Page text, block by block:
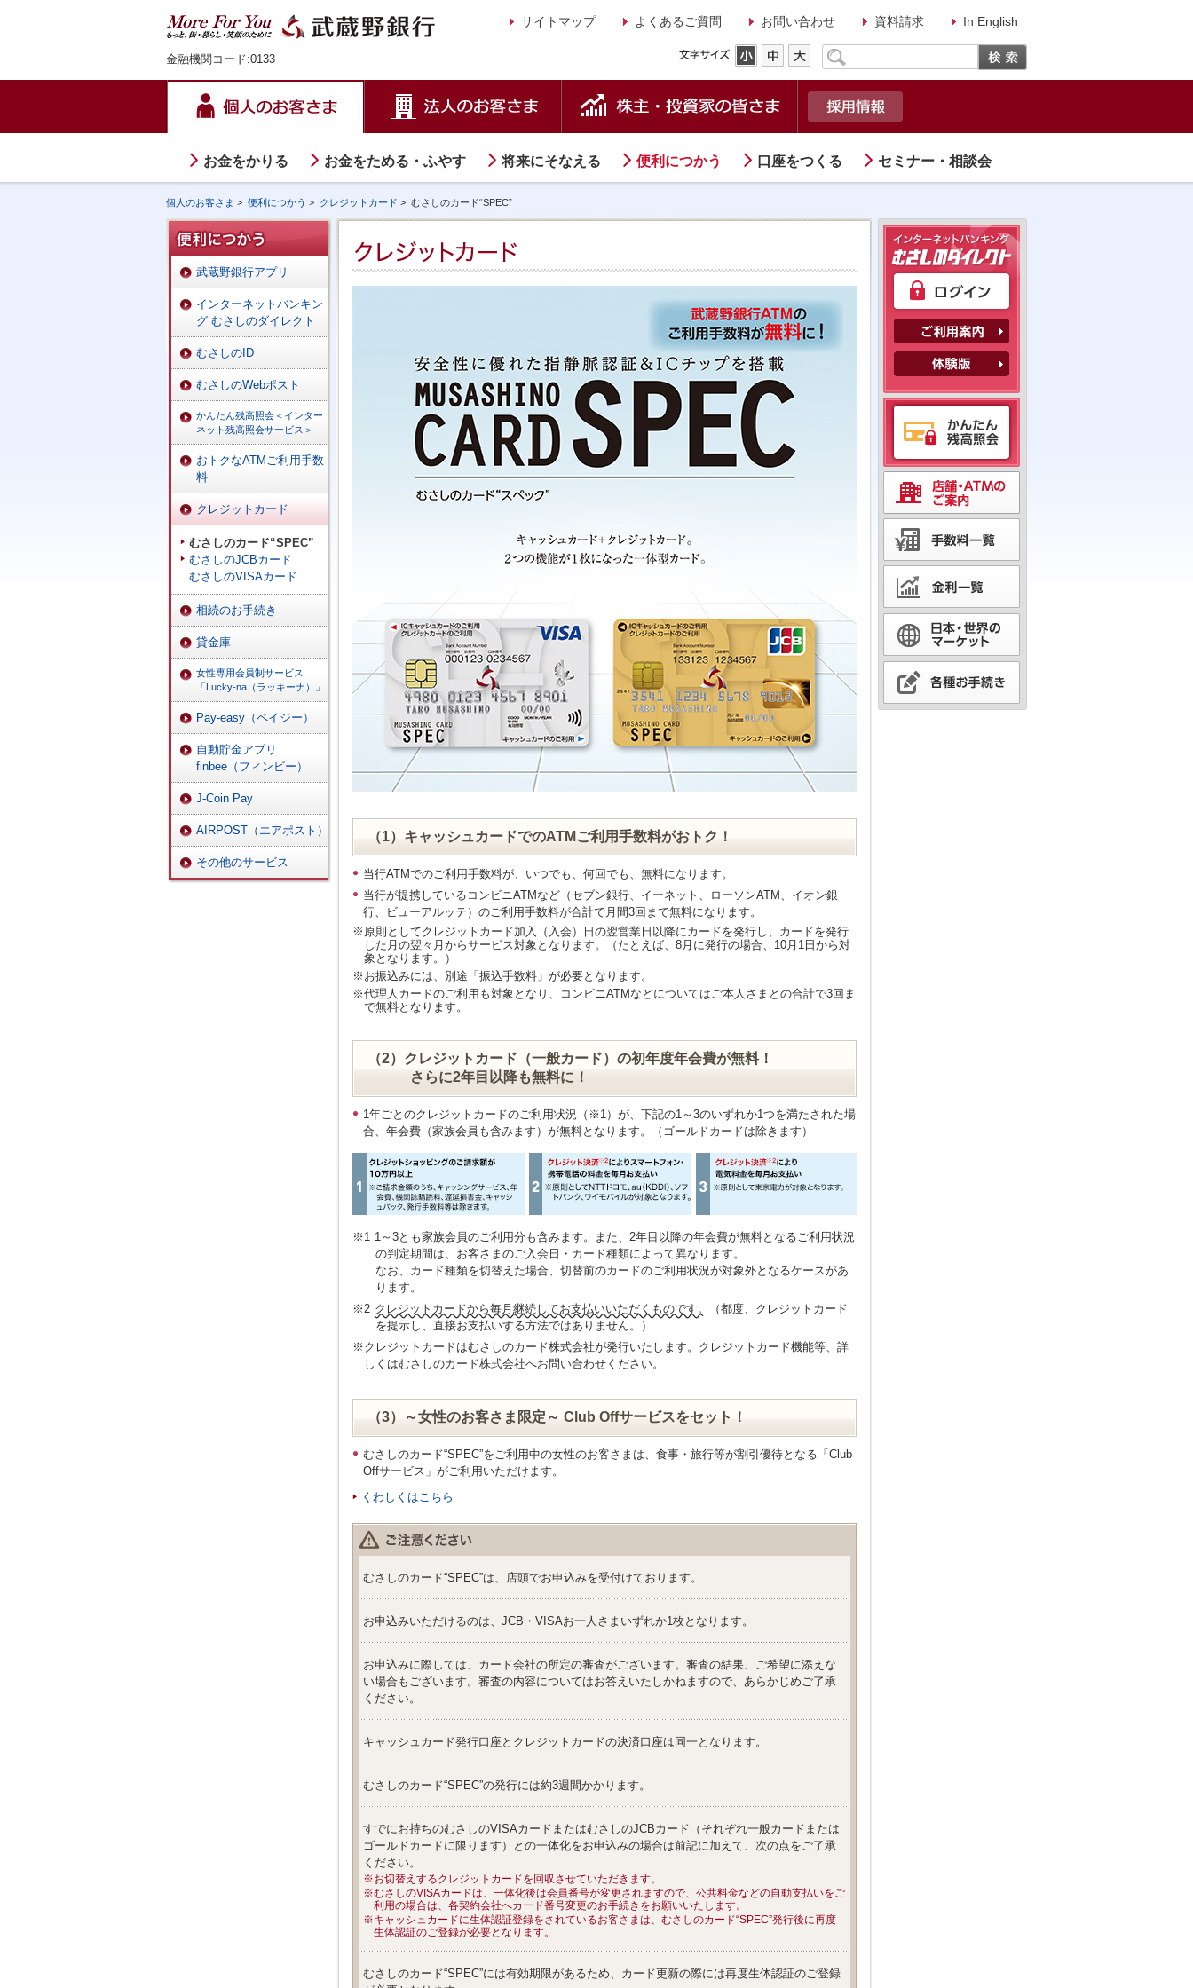
金融機関コード:0133
サイトマップ よくあるご質問 お問い合わせ 資料請求 In English
お金をかりる お金をためる・ふやす 将来にそなえる 便利につかう 口座をつくる セミナー・相談会
個人のお客さま > 便利につかう > クレジットカード > むさしのカード“SPEC”
武蔵野銀行アプリ
インターネットバンキン
グ むさしのダイレクト
むさしのID
むさしのWebポスト
かんたん残高照会＜インター
ネット残高照会サービス＞
おトクなATMご利用手数
料
クレジットカード
むさしのカード“SPEC”
むさしのJCBカード
むさしのVISAカード
相続のお手続き
貸金庫
女性専用会員制サービス
「Lucky-na（ラッキーナ）」
Pay-easy（ペイジー）
自動貯金アプリ
finbee（フィンビー）
J-Coin Pay
AIRPOST（エアポスト）
その他のサービス
（1）キャッシュカードでのATMご利用手数料がおトク！
当行ATMでのご利用手数料が、いつでも、何回でも、無料になります。
当行が提携しているコンビニATMなど（セブン銀行、イーネット、ローソンATM、イオン銀
行、ビューアルッテ）のご利用手数料が合計で月間3回まで無料になります。
※原則としてクレジットカード加入（入会）日の翌営業日以降にカードを発行し、カードを発行
した月の翌々月からサービス対象となります。（たとえば、8月に発行の場合、10月1日から対
象となります。）
※お振込みには、別途「振込手数料」が必要となります。
※代理人カードのご利用も対象となり、コンビニATMなどについてはご本人さまとの合計で3回ま
で無料となります。
（2）クレジットカード（一般カード）の初年度年会費が無料！
さらに2年目以降も無料に！
1年ごとのクレジットカードのご利用状況（※1）が、下記の1～3のいずれか1つを満たされた場
合、年会費（家族会員も含みます）が無料となります。（ゴールドカードは除きます）
※1 1～3とも家族会員のご利用分も含みます。また、2年目以降の年会費が無料となるご利用状況
の判定期間は、お客さまのご入会日・カード種類によって異なります。
なお、カード種類を切替えた場合、切替前のカードのご利用状況が対象外となるケースがあ
ります。
※2 クレジットカードから毎月継続してお支払いいただくものです。
（都度、クレジットカード
を提示し、直接お支払いする方法ではありません。）
※クレジットカードはむさしのカード株式会社が発行いたします。クレジットカード機能等、詳
しくはむさしのカード株式会社へお問い合わせください。
（3）～女性のお客さま限定～ Club Offサービスをセット！
むさしのカード“SPEC”をご利用中の女性のお客さまは、食事・旅行等が割引優待となる「Club
Offサービス」がご利用いただけます。
くわしくはこちら
むさしのカード“SPEC”は、店頭でお申込みを受付けております。
お申込みいただけるのは、JCB・VISAお一人さまいずれか1枚となります。
お申込みに際しては、カード会社の所定の審査がございます。審査の結果、ご希望に添えな
い場合もございます。審査の内容についてはお答えいたしかねますので、あらかじめご了承
ください。
キャッシュカード発行口座とクレジットカードの決済口座は同一となります。
むさしのカード“SPEC”の発行には約3週間かかります。
すでにお持ちのむさしのVISAカードまたはむさしのJCBカード（それぞれ一般カードまたは
ゴールドカードに限ります）との一体化をお申込みの場合は前記に加えて、次の点をご了承
ください。
※お切替えするクレジットカードを回収させていただきます。
※むさしのVISAカードは、一体化後は会員番号が変更されますので、公共料金などの自動支払いをご
利用の場合は、各契約会社へカード番号変更のお手続きをお願いいたします。
※キャッシュカードに生体認証登録をされているお客さまは、むさしのカード“SPEC”発行後に再度
生体認証のご登録が必要となります。
むさしのカード“SPEC”には有効期限があるため、カード更新の際には再度生体認証のご登録